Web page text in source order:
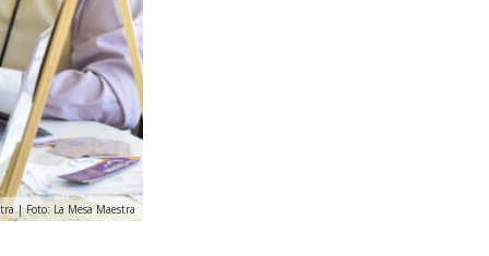
| Foto: La Mesa Maestra